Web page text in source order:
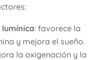
: favorece la
y mejora el sueño.
la oxigenación y la